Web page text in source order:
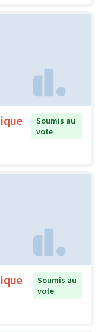
Soumis au
vote
Soumis au
vote